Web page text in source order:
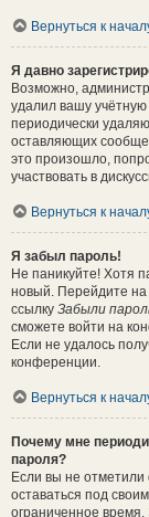
Вернуться к
Я давно
Возможно,
удалил вашу
периодически
оставляющих
это произошло,
участвовать в
Вернуться к
Я забыл пароль!
Не паникуйте! Хотя
новый. Перейдите
ссылку Забыли
сможете войти на
Если не удалось
конференции.
Вернуться к
Почему мне
пароля?
Если вы не
оставаться под
ограниченное время.